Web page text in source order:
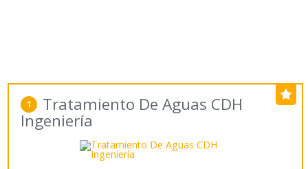
1 Tratamiento De Aguas CDH
Ingeniería